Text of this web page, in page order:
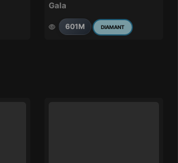
Gala
601M DIAMANT